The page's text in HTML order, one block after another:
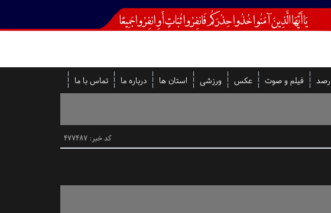
رصد فیلم و صوت عکس ورزشی استان ها درباره ما تماس با ما
کد خبر: 477487